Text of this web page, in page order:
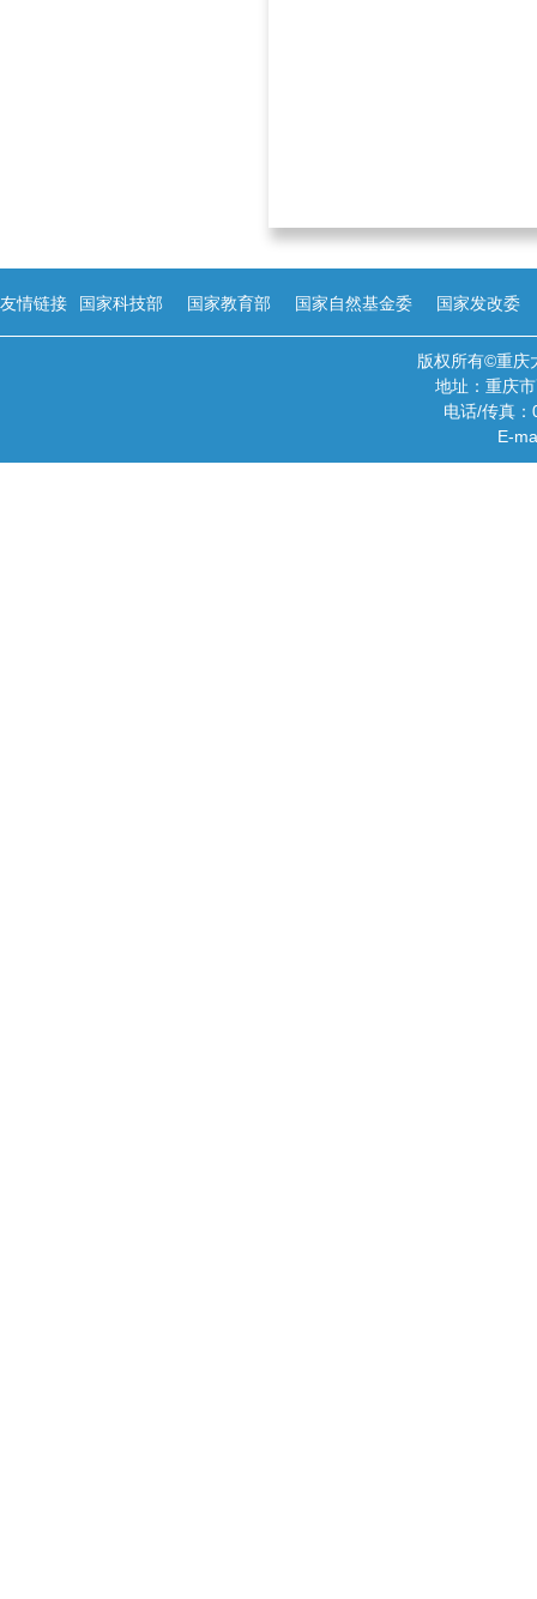
友情链接 国家科技部 国家教育部 国家自然基金委 国家发改委
版权所有©重庆
地址：重庆
电话/传真
E-